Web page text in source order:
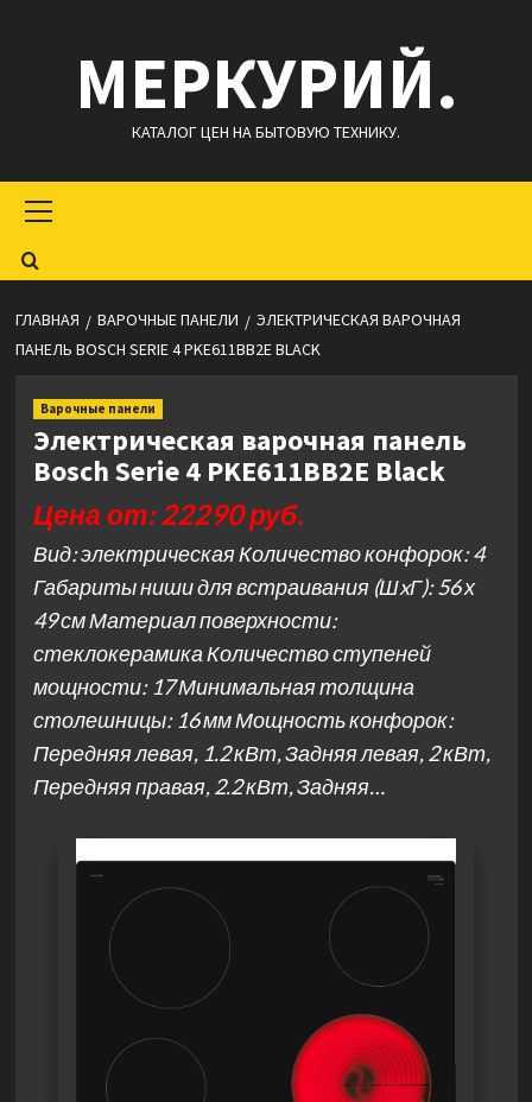
содержимомуМЕРКУРИЙ.
КАТАЛОГ ЦЕН НА БЫТОВУЮ ТЕХНИКУ.
меню
ГЛАВНАЯ ВАРОЧНЫЕ ПАНЕЛИ
ЭЛЕКТРИЧЕСКАЯ ВАРОЧНАЯ
ПАНЕЛЬ BOSCH SERIE 4 PKE611BB2E BLACK
Варочные панели
Электрическая варочная панель
Bosch Serie 4 PKE611BB2E Black
Цена от: 22290 руб.
Вид: электрическая Количество конфорок: 4
Габариты ниши для встраивания (ШxГ): 56 х
49 см Материал поверхности:
стеклокерамика Количество ступеней
мощности: 17 Минимальная толщина
столешницы: 16 мм Мощность конфорок:
Передняя левая, 1.2 кВт, Задняя левая, 2 кВт,
Передняя правая, 2.2 кВт, Задняя…